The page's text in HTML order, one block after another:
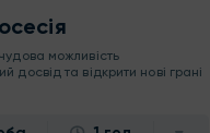
можливість
досвід та відкрити нові грані